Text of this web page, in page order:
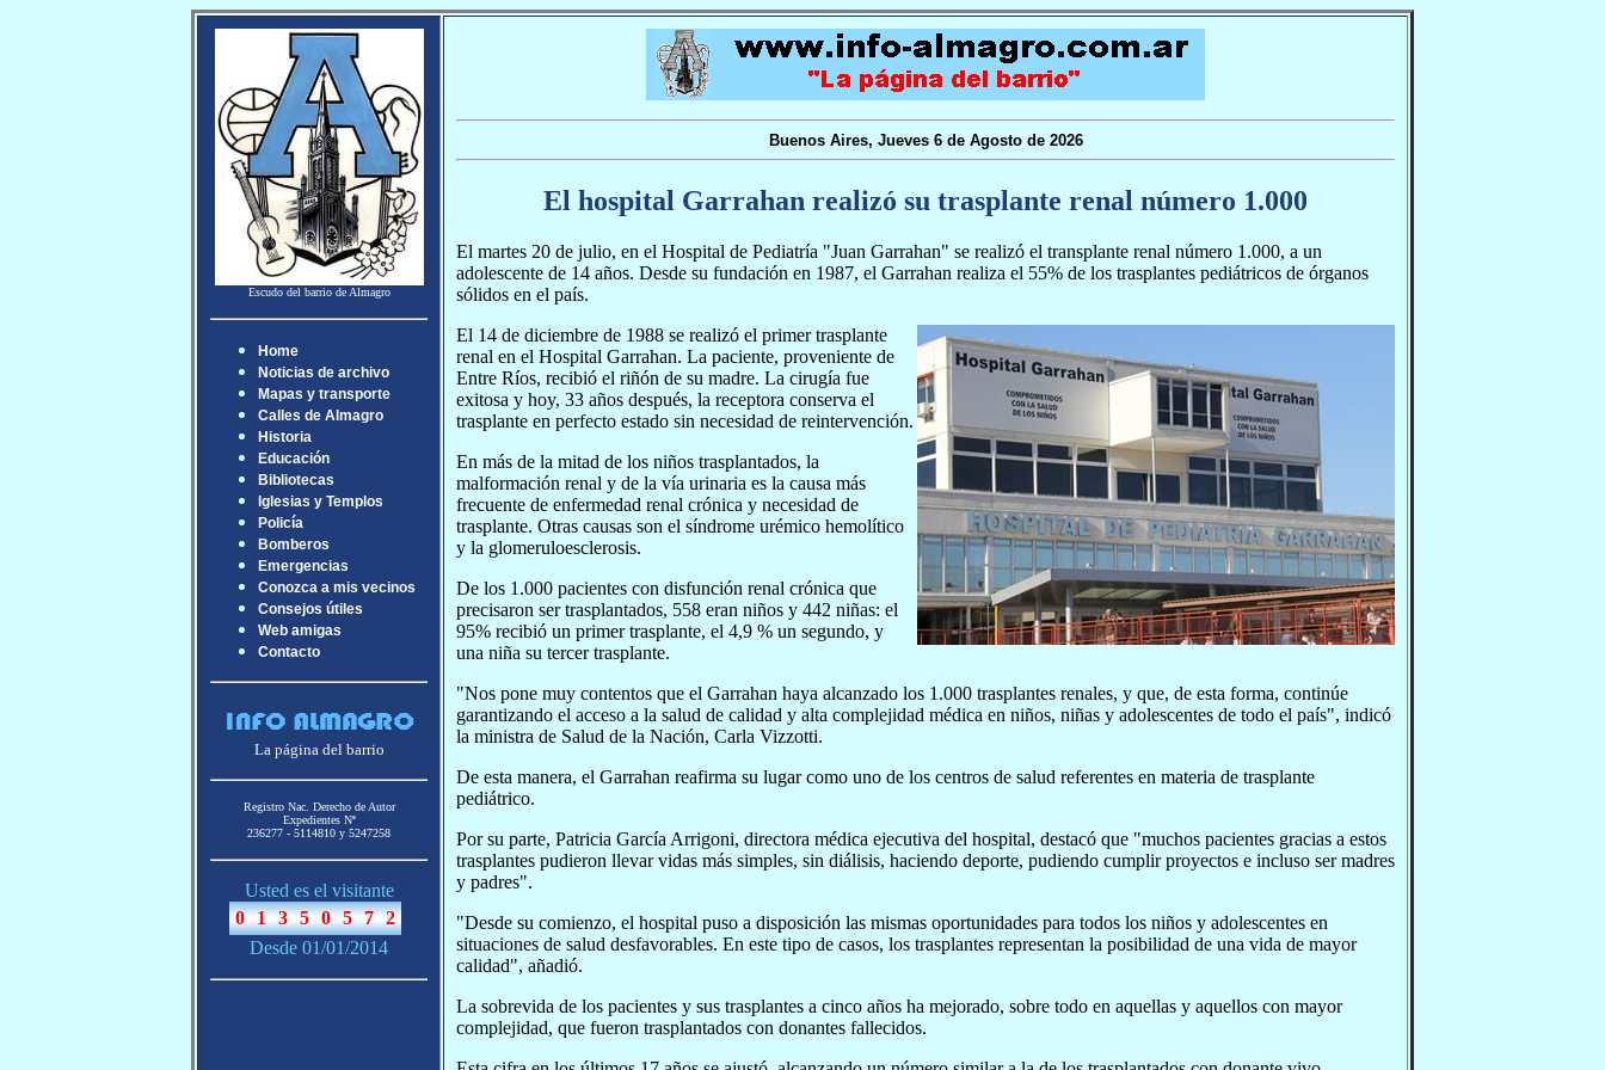
Escudo del barrio de Almagro
Home
Noticias de archivo
Mapas y transporte
Calles de Almagro
Historia
Educación
Bibliotecas
Iglesias y Templos
Policía
Bomberos
Emergencias
Conozca a mis vecinos
Consejos útiles
Web amigas
Contacto
La página del barrio
Registro Nac. Derecho de Autor
Expedientes Nª
236277 - 5114810 y 5247258
Usted es el visitante
Desde 01/01/2014
Buenos Aires, Jueves 6 de Agosto de 2026
El hospital Garrahan realizó su trasplante renal número 1.000
El martes 20 de julio, en el Hospital de Pediatría "Juan Garrahan" se realizó el transplante renal número 1.000, a un
adolescente de 14 años. Desde su fundación en 1987, el Garrahan realiza el 55% de los trasplantes pediátricos de órganos
sólidos en el país.
El 14 de diciembre de 1988 se realizó el primer trasplante
renal en el Hospital Garrahan. La paciente, proveniente de
Entre Ríos, recibió el riñón de su madre. La cirugía fue
exitosa y hoy, 33 años después, la receptora conserva el
trasplante en perfecto estado sin necesidad de reintervención.
En más de la mitad de los niños trasplantados, la
malformación renal y de la vía urinaria es la causa más
frecuente de enfermedad renal crónica y necesidad de
trasplante. Otras causas son el síndrome urémico hemolítico
y la glomeruloesclerosis.
De los 1.000 pacientes con disfunción renal crónica que
precisaron ser trasplantados, 558 eran niños y 442 niñas: el
95% recibió un primer trasplante, el 4,9 % un segundo, y
una niña su tercer trasplante.
"Nos pone muy contentos que el Garrahan haya alcanzado los 1.000 trasplantes renales, y que, de esta forma, continúe
garantizando el acceso a la salud de calidad y alta complejidad médica en niños, niñas y adolescentes de todo el país", indicó
la ministra de Salud de la Nación, Carla Vizzotti.
De esta manera, el Garrahan reafirma su lugar como uno de los centros de salud referentes en materia de trasplante
pediátrico.
Por su parte, Patricia García Arrigoni, directora médica ejecutiva del hospital, destacó que "muchos pacientes gracias a estos
trasplantes pudieron llevar vidas más simples, sin diálisis, haciendo deporte, pudiendo cumplir proyectos e incluso ser madres
y padres".
"Desde su comienzo, el hospital puso a disposición las mismas oportunidades para todos los niños y adolescentes en
situaciones de salud desfavorables. En este tipo de casos, los trasplantes representan la posibilidad de una vida de mayor
calidad", añadió.
La sobrevida de los pacientes y sus trasplantes a cinco años ha mejorado, sobre todo en aquellas y aquellos con mayor
complejidad, que fueron trasplantados con donantes fallecidos.